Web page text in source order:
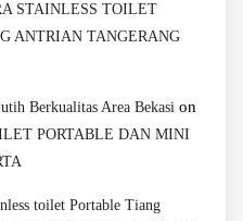
STAINLESS TOILET
ANTRIAN TANGERANG
Berkualitas Area Bekasi on
PORTABLE DAN MINI
toilet Portable Tiang